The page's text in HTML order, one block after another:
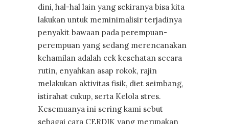
dini, hal-hal lain yang sekiranya bisa kita
lakukan untuk meminimalisir terjadinya
penyakit bawaan pada perempuan-
perempuan yang sedang merencanakan
kehamilan adalah cek kesehatan secara
rutin, enyahkan asap rokok, rajin
melakukan aktivitas fisik, diet seimbang,
istirahat cukup, serta Kelola stres.
Kesemuanya ini sering kami sebut
sebagai cara CERDIK yang merupakan